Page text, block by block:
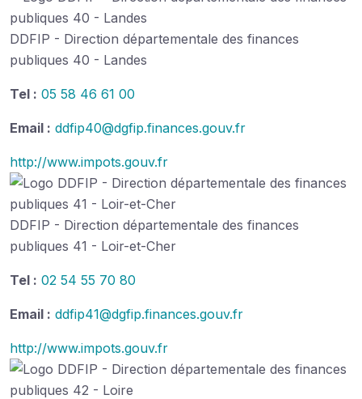
DDFIP - Direction départementale des finances
publiques 40 - Landes
Tel : 05 58 46 61 00
Email : ddfip40@dgfip.finances.gouv.fr
http://www.impots.gouv.fr
DDFIP - Direction départementale des finances
publiques 41 - Loir-et-Cher
Tel : 02 54 55 70 80
Email : ddfip41@dgfip.finances.gouv.fr
http://www.impots.gouv.fr